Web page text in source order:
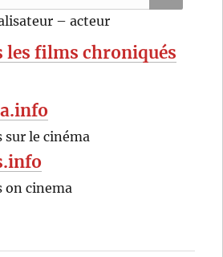
– acteur
les films chroniqués
sur le cinéma
on cinema